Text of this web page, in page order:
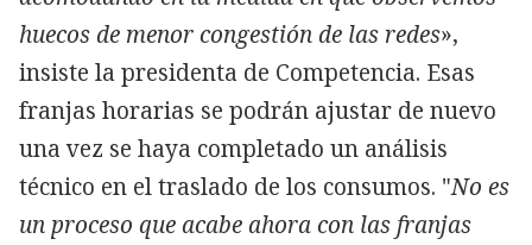
huecos de menor congestión de las redes»,
insiste la presidenta de Competencia. Esas
franjas horarias se podrán ajustar de nuevo
una vez se haya completado un análisis
técnico en el traslado de los consumos. "No es
un proceso que acabe ahora con las franjas